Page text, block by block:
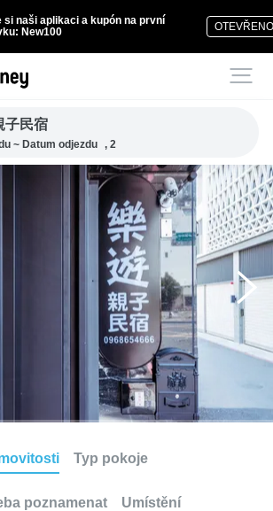
si naši aplikaci a kupón na první
New100
子民宿
~ Datum odjezdu , 2
Typ pokoje
poznamenat Umístění